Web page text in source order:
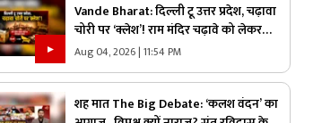
Vande Bharat: दिल्ली टू उत्तर प्रदेश, चढ़ावा
चोरी पर ‘क्लेश’! राम मंदिर चढ़ावे को लेकर
विपक्ष का बड़ा हमला, क्या हंगामे से निकलेगा
समस्या का हल?
Aug 04, 2026 | 11:54 PM
शह मात The Big Debate: ‘कलश वंदन’ का